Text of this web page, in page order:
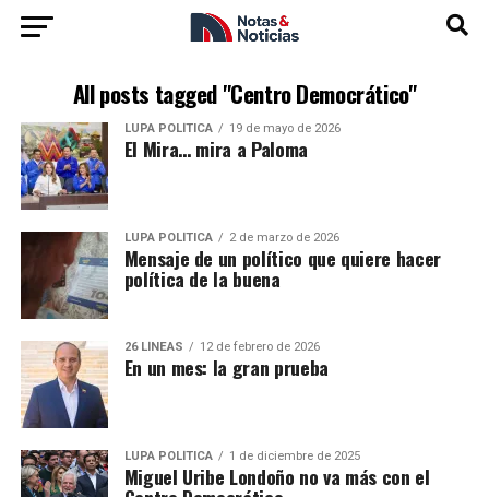
All posts tagged "Centro Democrático"
LUPA POLÍTICA 19 de mayo de 2026
El Mira… mira a Paloma
LUPA POLÍTICA 2 de marzo de 2026
Mensaje de un político que quiere hacer
política de la buena
26 LÍNEAS 12 de febrero de 2026
En un mes: la gran prueba
LUPA POLÍTICA 1 de diciembre de 2025
Miguel Uribe Londoño no va más con el